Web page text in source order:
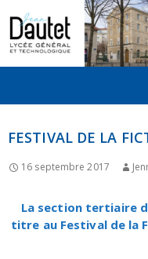
CONTENU
FESTIVAL DE LA
16 septembre 2017
La section tertiaire
titre au Festival de la